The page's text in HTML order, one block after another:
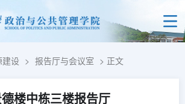
建设 > 报告厅与会议室 > 正文
楼中栋三楼报告厅